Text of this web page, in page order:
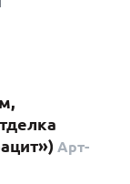
Арт-